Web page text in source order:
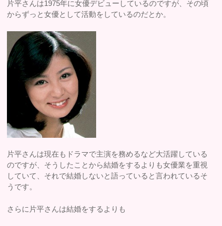
片平さんは1975年に女優デビューしているのですが、その頃
からずっと女優として活動をしているのだとか。
片平さんは現在もドラマで主演を務めるなど大活躍している
のですが、そうしたことから結婚をするよりも女優業を重視
していて、それで結婚しないと語っていると言われているそ
うです。
さらに片平さんは結婚をするよりも